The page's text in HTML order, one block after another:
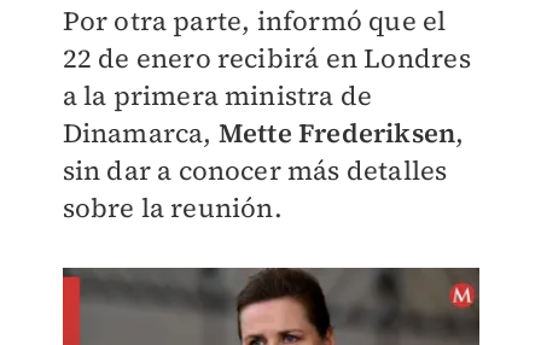
Por otra parte, informó que el
22 de enero recibirá en Londres
a la primera ministra de
Dinamarca, Mette Frederiksen,
sin dar a conocer más detalles
sobre la reunión.